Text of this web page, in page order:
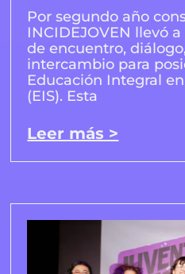
Por segundo año
INCIDEJOVEN llevó
de encuentro,
intercambio para
Educación Integral
(EIS). Esta
Leer más >